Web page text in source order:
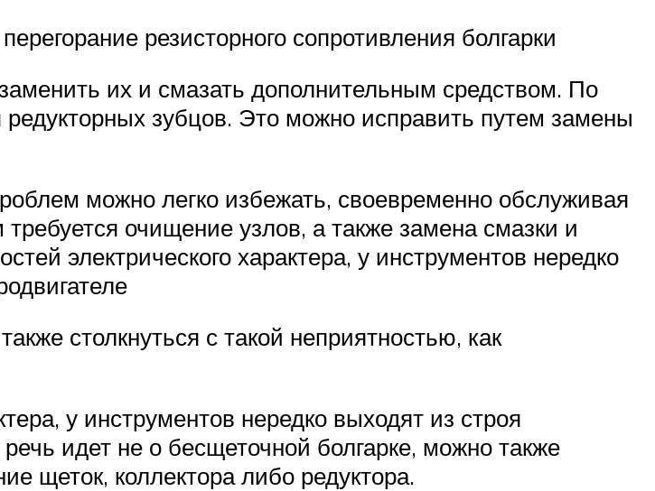
резисторного сопротивления болгарки
их и смазать дополнительным средством. По
зубцов. Это можно исправить путем замены
можно легко избежать, своевременно обслуживая
очищение узлов, а также замена смазки и
электрического характера, у инструментов нередко
столкнуться с такой неприятностью, как
у инструментов нередко выходят из строя
идет не о бесщеточной болгарке, можно также
щеток, коллектора либо редуктора.